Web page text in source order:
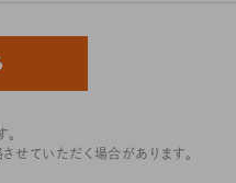
せていただく場合があります。